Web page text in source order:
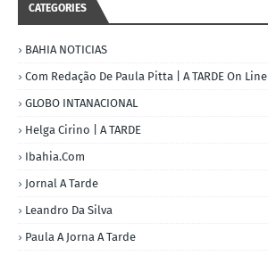
CATEGORIES
BAHIA NOTICIAS
Com Redação De Paula Pitta | A TARDE On Line
GLOBO INTANACIONAL
Helga Cirino | A TARDE
Ibahia.com
Jornal A Tarde
Leandro Da Silva
Paula A Jorna A Tarde